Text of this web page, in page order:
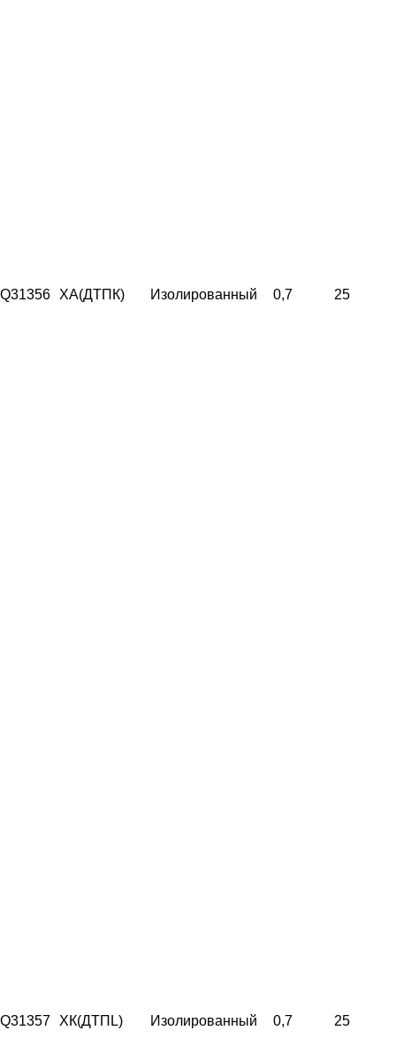
Q31356 ХА(ДТПК) Изолированный 0,7 25
Q31357 ХК(ДТПL) Изолированный 0,7 25